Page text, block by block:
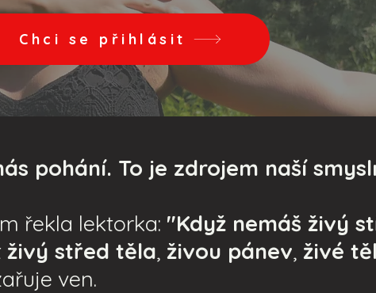
Chci se přihlásit
pohání. To je zdrojem naší
řekla lektorka: "Když nemáš živý
živý střed těla, živou pánev, živé
ven.